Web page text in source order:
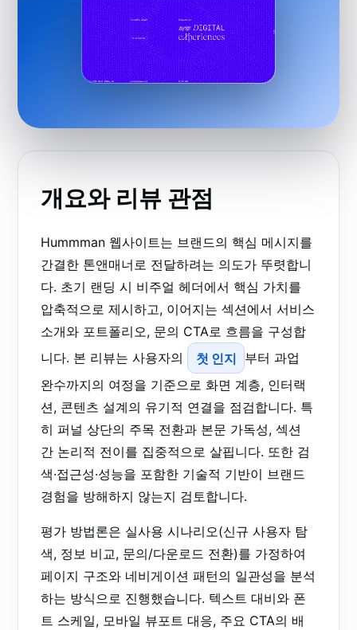
개요와 리뷰 관점
Hummman 웹사이트는 브랜드의 핵심 메시지를
간결한 톤앤매너로 전달하려는 의도가 뚜렷합니
다. 초기 랜딩 시 비주얼 헤더에서 핵심 가치를
압축적으로 제시하고, 이어지는 섹션에서 서비스
소개와 포트폴리오, 문의 CTA로 흐름을 구성합
니다. 본 리뷰는 사용자의
첫 인지 부터 과업
완수까지의 여정을 기준으로 화면 계층, 인터랙
션, 콘텐츠 설계의 유기적 연결을 점검합니다. 특
히 퍼널 상단의 주목 전환과 본문 가독성, 섹션
간 논리적 전이를 집중적으로 살핍니다. 또한 검
색·접근성·성능을 포함한 기술적 기반이 브랜드
경험을 방해하지 않는지 검토합니다.
평가 방법론은 실사용 시나리오(신규 사용자 탐
색, 정보 비교, 문의/다운로드 전환)를 가정하여
페이지 구조와 네비게이션 패턴의 일관성을 분석
하는 방식으로 진행했습니다. 텍스트 대비와 폰
트 스케일, 모바일 뷰포트 대응, 주요 CTA의 배